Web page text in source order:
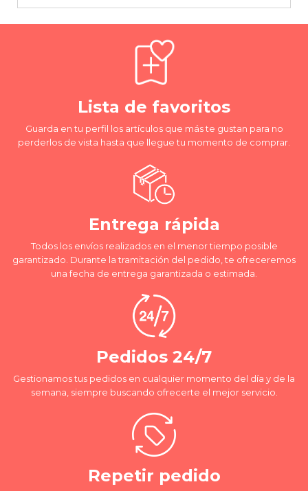
Lista de favoritos
Guarda en tu perfil los artículos que más te gustan para no
perderlos de vista hasta que llegue tu momento de comprar.
Entrega rápida
Todos los envíos realizados en el menor tiempo posible
garantizado. Durante la tramitación del pedido, te ofreceremos
una fecha de entrega garantizada o estimada.
Pedidos 24/7
Gestionamos tus pedidos en cualquier momento del día y de la
semana, siempre buscando ofrecerte el mejor servicio.
Repetir pedido